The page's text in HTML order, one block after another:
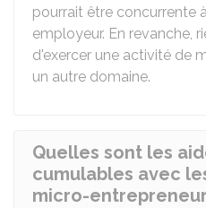
pourrait être concurrente
employeur. En revanche,
d'exercer une activité de
un autre domaine.
Quelles sont les
cumulables avec
micro-